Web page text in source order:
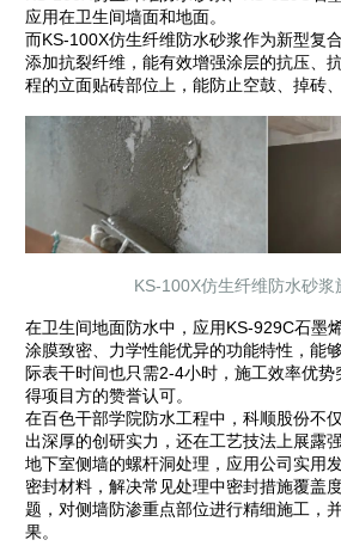
应用在卫生间墙面和地面。
而KS-100X仿生纤维防水砂浆作为新型复
添加抗裂纤维，能有效增强涂层的抗压、
程的立面贴砖部位上，能防止空鼓、掉砖
KS-100X仿生纤维防水砂浆
在卫生间地面防水中，应用KS-929C石墨
涂膜致密、力学性能优异的功能特性，能
际表干时间也只需2-4小时，施工效率优势
得项目方的赞誉认可。
在百色干部学院防水工程中，科顺股份不
出深厚的创研实力，还在工艺技法上展露
地下室侧墙的螺杆洞处理，应用公司实用
密封材料，解决常见处理中密封措施覆盖
题，对侧墙防渗重点部位进行精细施工，
果。